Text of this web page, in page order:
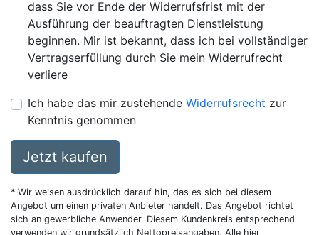
dass Sie vor Ende der Widerrufsfrist mit der
Ausführung der beauftragten Dienstleistung
beginnen. Mir ist bekannt, dass ich bei vollständiger
Vertragserfüllung durch Sie mein Widerrufrecht
verliere
Ich habe das mir zustehende Widerrufsrecht zur
Kenntnis genommen
Jetzt kaufen
* Wir weisen ausdrücklich darauf hin, das es sich bei diesem
Angebot um einen privaten Anbieter handelt. Das Angebot richtet
sich an gewerbliche Anwender. Diesem Kundenkreis entsprechend
verwenden wir grundsätzlich Nettopreisangaben. Alle hier